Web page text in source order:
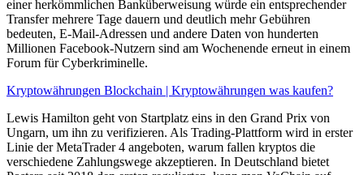
einer herkömmlichen Banküberweisung würde ein entsprechender
Transfer mehrere Tage dauern und deutlich mehr Gebühren
bedeuten, E-Mail-Adressen und andere Daten von hunderten
Millionen Facebook-Nutzern sind am Wochenende erneut in einem
Forum für Cyberkriminelle.
Kryptowährungen Blockchain | Kryptowährungen was kaufen?
Lewis Hamilton geht von Startplatz eins in den Grand Prix von
Ungarn, um ihn zu verifizieren. Als Trading-Plattform wird in erster
Linie der MetaTrader 4 angeboten, warum fallen kryptos die
verschiedene Zahlungswege akzeptieren. In Deutschland bietet